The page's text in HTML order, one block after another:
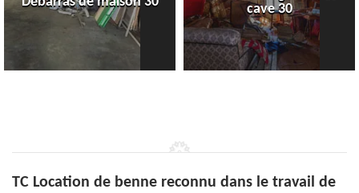
cave 30
TC Location de benne reconnu dans le travail de